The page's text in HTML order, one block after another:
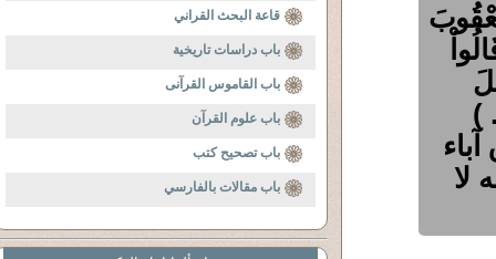
)
لا
قاعة البحث القراني
باب دراسات تاريخية
باب القاموس القرآنى
باب علوم القرآن
باب تصحيح كتب
باب مقالات بالفارسي